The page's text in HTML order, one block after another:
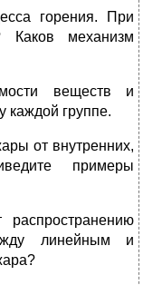
горения. При
Каков механизм
веществ и
каждой группе.
от внутренних,
примеры
линейным и